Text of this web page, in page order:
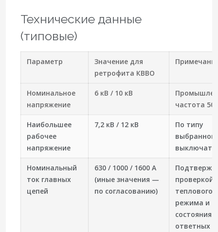
Технические данные
(типовые)
Параметр
Значение для
ретрофита КВВО
Номинальное
напряжение
6 кВ / 10 кВ
частота 50
Наибольшее
рабочее
напряжение
7,2 кВ / 12 кВ
По типу
выбранного
Номинальный
ток главных
цепей
630 / 1000 / 1600 А
(иные значения —
по согласованию)
проверкой
теплового
режима и
состояния
ответных